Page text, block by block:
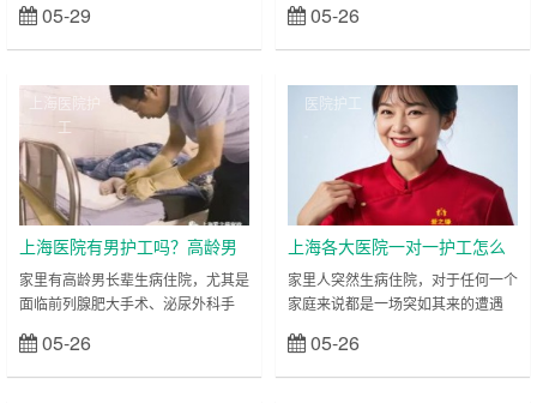
医院陪床，病房里连个躺椅都没有，
熬了一个通宵，第二天上班整个人都
的‘大锅饭式护工’，却发现一个护工
要管一整个病房六七个老人，根本做
不到精细照顾。” 这是近两个月来，
我们上海爱之缘家政服务有限公司
（www.591jz.cn）接到最多的上海
本土家属求助电话。 在上海，长辈
一旦生……
05-29
MRSA、CRKP）需要转入隔离病房
时，整个家庭不仅要承受巨大的心理
“陪护危机”。 这类病房往往有严格的
隔离要求，家属由于缺乏专业的医学
防护知识，进去照顾不仅容易发生交
叉感染把自己也拖垮，还常常因为操
作不当加重患者的病情。更让家属绝
望的是，在医院里找那些私人散工或
者普通阿姨，对……
05-26
上海医院护
工
上海医院有男护工吗？高龄男
病人24小时住院陪护选择指南
家里有高龄男长辈生病住院，尤其是
面临前列腺肥大手术、泌尿外科手
插导尿管的阶段，做子女的在欣慰老
人生病得到治疗的同时，往往也会遭
05-26
医院护工
上海各大医院一对一护工怎么
请？瑞金/中山/华山24小时住院
陪护指南
家里人突然生病住院，对于任何一个
家庭来说都是一场突如其来的遭遇
医院、华山医院等全国知名的三甲医
院，这里每天人满为患。子女不仅要
05-26